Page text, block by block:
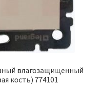
влагозащищенный
кость) 774101